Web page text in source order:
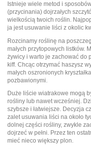
Istnieje wiele metod i
(przycinania) dojrzałych
wielkością twoich roślin.
ja jest usuwanie liści z okolic
Rozcinamy roślinę na
małych przytopowych listków.
żywicy i warto je zachować do
kiff. Chcąc otrzymać haszysz
małych oszronionych
pozbawionymi.
Duże liście wiatrakowe mogą
rośliny lub nawet wcześniej.
szybsze i łatwiejsze. Decyzja
zalet usuwania liści na około
dolnej części rośliny, zwykle
dojrzeć w pełni. Przez ten
mieć nieco większy plon.